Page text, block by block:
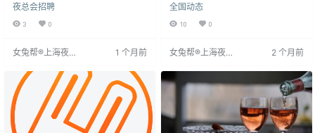
的女生。工作内容为在包厢内促销
酒水、活跃气氛、点歌倒酒、保持
整洁。待遇优厚，日结工资1600至
送。工作时间晚上8点半至12点半，
作能锻炼社交能力，收入高，发展
空间
夜总会招聘
3 0
女兔帮®上海夜场
1 个月前
流，薪酬高。无押金入职，日结薪
资，收入稳定。年龄18-30岁，诚邀
加入。
全国动态
10 0
女兔帮®上海夜场
2 个月前